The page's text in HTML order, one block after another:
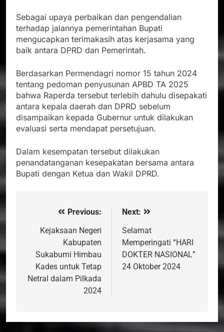
Sebagai upaya perbaikan dan pengendalian
terhadap jalannya pemerintahan Bupati
mengucapkan terimakasih atas kerjasama yang
baik antara DPRD dan Pemerintah.
Berdasarkan Permendagri nomor 15 tahun 2024
tentang pedoman penyusunan APBD TA 2025
bahwa Raperda tersebut terlebih dahulu disepakati
antara kepala daerah dan DPRD sebelum
disampaikan kepada Gubernur untuk dilakukan
evaluasi serta mendapat persetujuan.
Dalam kesempatan tersebut dilakukan
penandatanganan kesepakatan bersama antara
Bupati dengan Ketua dan Wakil DPRD.
Navigasi
pos
Previous:
Kejaksaan Negeri
Kabupaten
Sukabumi Himbau
Kades untuk Tetap
Netral dalam Pilkada
2024
Next:
Selamat
Memperingati “HARI
DOKTER NASIONAL”
24 Oktober 2024